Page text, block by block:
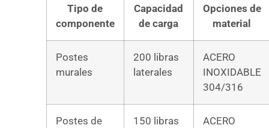
Tipo de
componente
Capacidad
de carga
Opciones de
material
Postes
murales
200 libras
laterales
ACERO
INOXIDABLE
304/316
Postes de
150 libras
ACERO